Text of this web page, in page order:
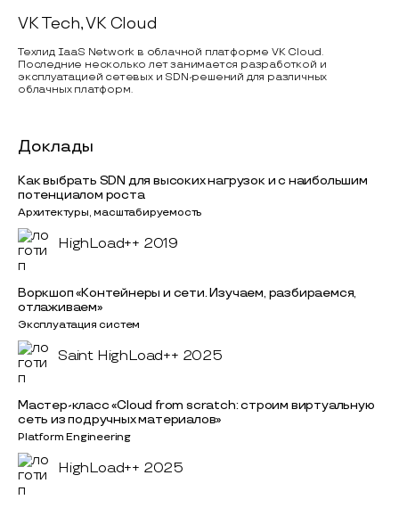
VK Tech, VK Cloud
Техлид IaaS Network в облачной платформе VK Cloud.
Последние несколько лет занимается разработкой и
эксплуатацией сетевых и SDN-решений для различных
облачных платформ.
Доклады
Как выбрать SDN для высоких нагрузок и с наибольшим
потенциалом роста
Архитектуры, масштабируемость
HighLoad++ 2019
Воркшоп «Контейнеры и сети. Изучаем, разбираемся,
отлаживаем»
Эксплуатация систем
Saint HighLoad++ 2025
Мастер-класс «Cloud from scratch: строим виртуальную
сеть из подручных материалов»
Platform Engineering
HighLoad++ 2025